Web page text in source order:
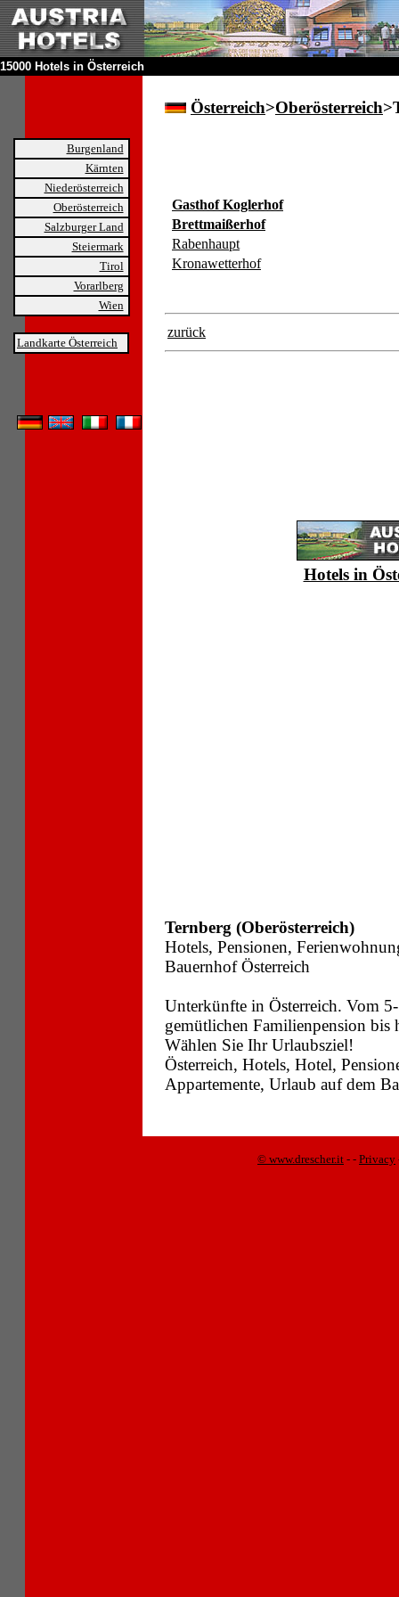
15000 Hotels in Österreich
Burgenland
Kärnten
Niederösterreich
Oberösterreich
Salzburger Land
Steiermark
Tirol
Vorarlberg
Wien
Landkarte Österreich
Österreich>Oberösterreich
Gasthof Koglerhof
Brettmaißerhof
Rabenhaupt
Kronawetterhof
zurück
Hotels in
Ternberg (Oberösterreich)
Hotels, Pensionen,
Bauernhof Österreich
Unterkünfte in Österreich. Vom
gemütlichen Familienpension
Wählen Sie Ihr Urlaubsziel!
Österreich, Hotels, Hotel,
Appartemente, Urlaub auf dem
© www.drescher.it - - Privacy